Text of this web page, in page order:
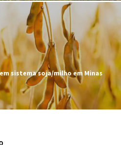
sistema soja/milho em Minas